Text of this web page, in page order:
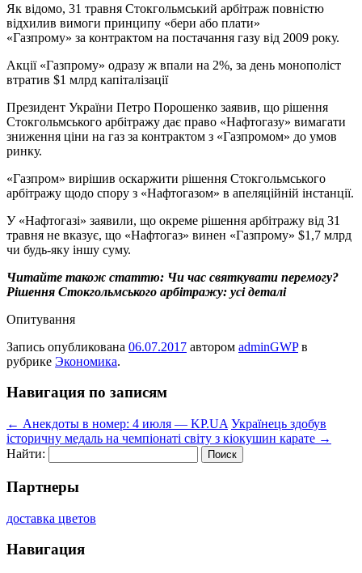
Як відомо, 31 травня Стокгольмський арбітраж повністю
відхилив вимоги принципу «бери або плати»
«Газпрому» за контрактом на постачання газу від 2009 року.
Акції «Газпрому» одразу ж впали на 2%, за день монополіст
втратив $1 млрд капіталізації
Президент України Петро Порошенко заявив, що рішення
Стокгольмського арбітражу дає право «Нафтогазу» вимагати
зниження ціни на газ за контрактом з «Газпромом» до умов
ринку.
«Газпром» вирішив оскаржити рішення Стокгольмського
арбітражу щодо спору з «Нафтогазом» в апеляційній інстанції.
У «Нафтогазі» заявили, що окреме рішення арбітражу від 31
травня не вказує, що «Нафтогаз» винен «Газпрому» $1,7 млрд
чи будь-яку іншу суму.
Читайте також статтю: Чи час святкувати перемогу?
Рішення Стокгольмського арбітражу: усі деталі
Опитування
Запись опубликована 06.07.2017 автором adminGWPв
рубрике Экономика.
Навигация по записям
← Анекдоты в номер: 4 июля — KP.UA Українець здобув
історичну медаль на чемпіонаті світу з кіокушин карате →
Найти:
Партнеры
доставка цветов
Навигация